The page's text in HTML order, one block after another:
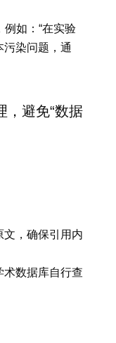
如：“在实验
染问题，通
，避免“数据
文，确保引用内
术数据库自行查